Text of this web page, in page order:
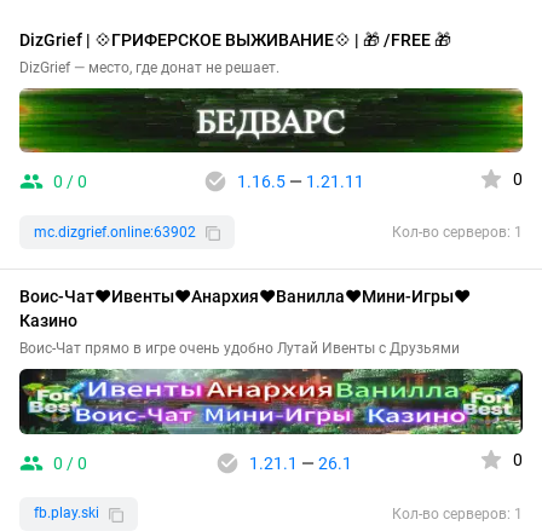
DizGrief | 💠ГРИФЕРСКОЕ ВЫЖИВАНИЕ💠 | 🎁 /FREE 🎁
DizGrief — место, где донат не решает.
0 / 0 1.16.5— 1.21.11 0
mc.dizgrief.online:63902 Кол-во серверов: 1
Воис-Чат❤️Ивенты❤️Анархия❤️Ванилла❤️Мини-Игры❤️
Казино
Воис-Чат прямо в игре очень удобно Лутай Ивенты с Друзьями
0 / 0 1.21.1 — 26.1 0
fb.play.ski Кол-во серверов: 1